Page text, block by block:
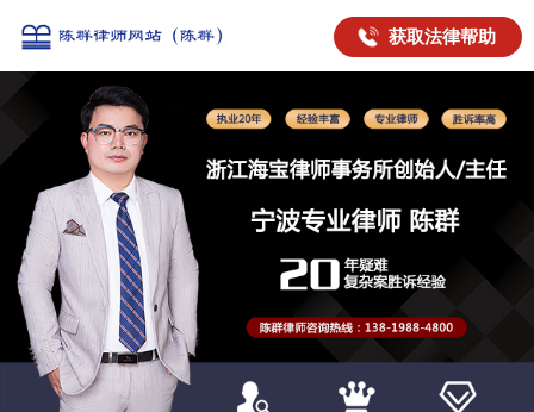
获取法律帮助